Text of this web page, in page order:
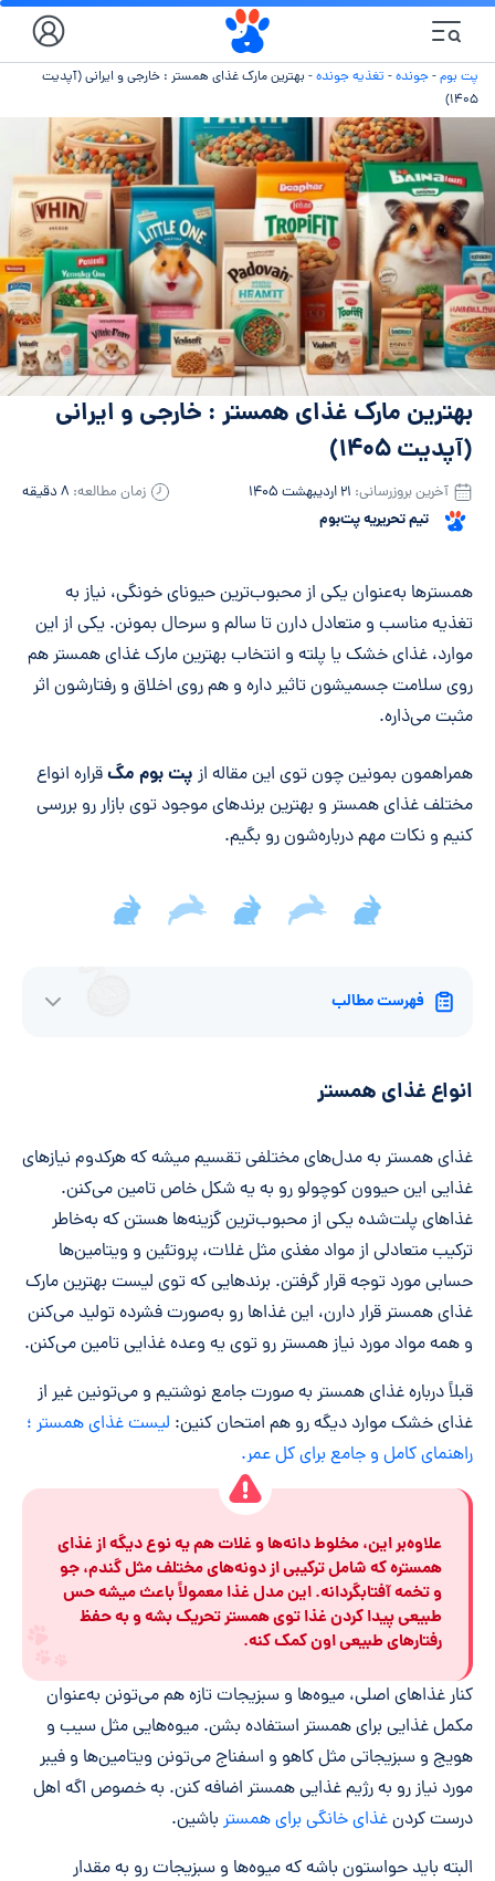
پت بوم-جونده- تغذیه جونده- بهترین مارک غذای همستر : خارجی و ایرانی (آپدیت
۱۴۰۵)
بهترین مارک غذای همستر : خارجی و ایرانی
(آپدیت ۱۴۰۵)
تیم تحریریه پت‌بوم
آخرین بروزرسانی: ۲۱ اردیبهشت ۱۴۰۵ زمان مطالعه: ۸ دقیقه
خلاصه مقاله
همسترها به‌عنوان یکی از محبوب‌ترین حیونای خونگی، نیاز به
تغذیه مناسب و متعادل دارن تا سالم و سرحال بمونن. یکی از این
موارد، غذای خشک یا پلته و انتخاب بهترین مارک غذای همستر هم
روی سلامت جسمیشون تاثیر داره و هم روی اخلاق و رفتارشون اثر
مثبت می‌ذاره.
همراهمون بمونین چون توی این مقاله از پت بوم مگقراره انواع
مختلف غذای همستر و بهترین برندهای موجود توی بازار رو بررسی
کنیم و نکات مهم درباره‌شون رو بگیم.
فهرست مطالب
انواع غذای همستر
غذای همستر به مدل‌های مختلفی تقسیم میشه که هرکدوم نیازهای
غذایی این حیوون کوچولو رو به یه شکل خاص تامین می‌کنن.
غذاهای پلت‌شده یکی از محبوب‌ترین گزینه‌ها هستن که به‌خاطر
ترکیب متعادلی از مواد مغذی مثل غلات، پروتئین و ویتامین‌ها
حسابی مورد توجه قرار گرفتن. برندهایی که توی لیست بهترین مارک
غذای همستر قرار دارن، این غذاها رو به‌صورت فشرده تولید می‌کنن
و همه مواد مورد نیاز همستر رو توی یه وعده غذایی تامین می‌کنن.
قبلاً درباره غذای همستر به صورت جامع نوشتیم و می‌تونین غیر از
غذای خشک موارد دیگه رو هم امتحان کنین: لیست غذای همستر ؛
راهنمای کامل و جامع برای کل عمر.
علاوه‌بر این، مخلوط دانه‌ها و غلات هم یه نوع دیگه از غذای
همستره که شامل ترکیبی از دونه‌های مختلف مثل گندم، جو
و تخمه آفتابگردانه. این مدل غذا معمولاً باعث میشه حس
طبیعی پیدا کردن غذا توی همستر تحریک بشه و به حفظ
رفتارهای طبیعی اون کمک کنه.
کنار غذاهای اصلی، میوه‌ها و سبزیجات تازه هم می‌تونن به‌عنوان
مکمل غذایی برای همستر استفاده بشن. میوه‌هایی مثل سیب و
هویج و سبزیجاتی مثل کاهو و اسفناج می‌تونن ویتامین‌ها و فیبر
مورد نیاز رو به رژیم غذایی همستر اضافه کنن. به خصوص اگه اهل
درست کردنغذای خانگی برای همستر باشین.
البته باید حواستون باشه که میوه‌ها و سبزیجات رو به مقدار